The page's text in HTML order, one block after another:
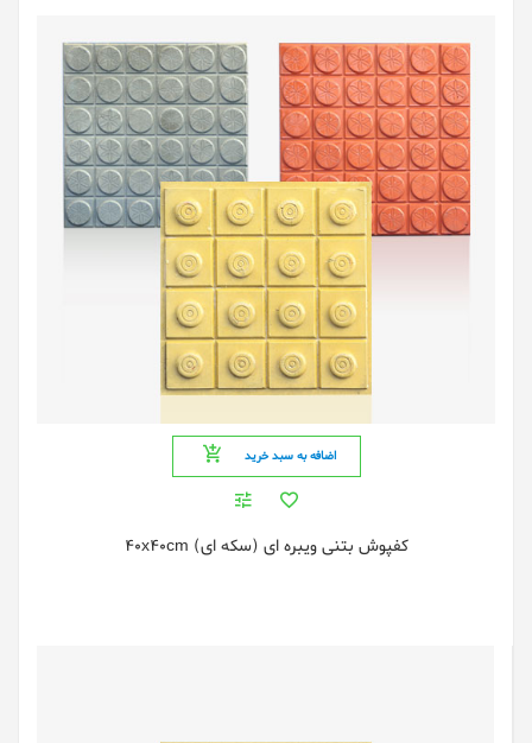
اضافه به سبد خرید
کفپوش بتنی ویبره ای (سکه ای) 40x40cm